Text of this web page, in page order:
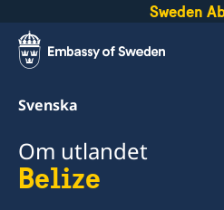
Sweden
Svenska
Om utlandet
Belize